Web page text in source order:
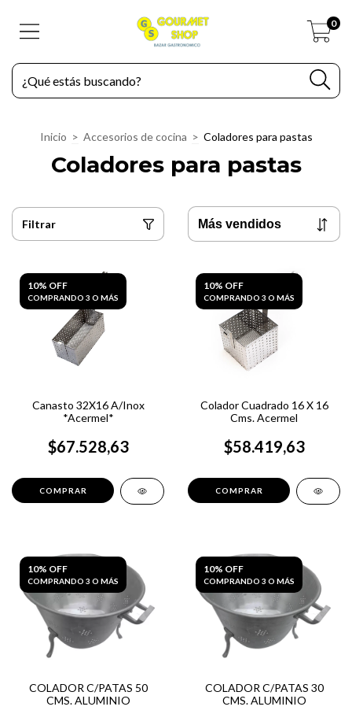
0
Inicio > Accesorios de cocina > Coladores para pastas
Coladores para pastas
Filtrar
10% OFF
COMPRANDO 3 O MÁS
Canasto 32X16 A/Inox
*Acermel*
$67.528,63
10% OFF
COMPRANDO 3 O MÁS
Colador Cuadrado 16 X 16
Cms. Acermel
$58.419,63
10% OFF
COMPRANDO 3 O MÁS
COLADOR C/PATAS 50
CMS. ALUMINIO
10% OFF
COMPRANDO 3 O MÁS
COLADOR C/PATAS 30
CMS. ALUMINIO